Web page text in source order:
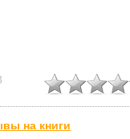
на книги